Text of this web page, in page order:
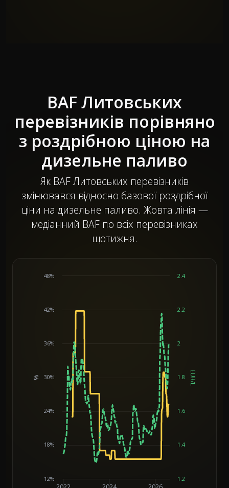
BAF Литовських
перевізників порівняно
з роздрібною ціною на
дизельне паливо
Як BAF Литовських перевізників
змінювався відносно базової роздрібної
ціни на дизельне паливо. Жовта лінія —
медіанний BAF по всіх перевізниках
щотижня.
% EUR/L
12%
18%
24%
30%
36%
42%
48%
1.2
1.4
1.6
1.8
2
2.2
2.4